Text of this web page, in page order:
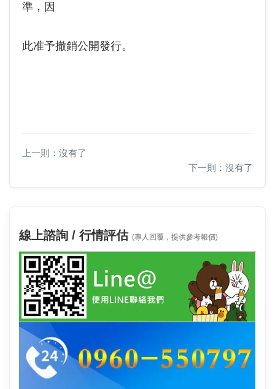
準，因
此准予撤銷公開發行。
上一則：沒有了
下一則：沒有了
線上諮詢 / 行情評估 (專人回覆，提供參考報價)